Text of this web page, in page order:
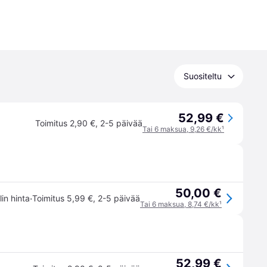
Suositeltu
Toimitus 2,90 €, 2-5 päivää 52,99 €
Tai 6 maksua, 9,26 €/kk¹
hinta·Toimitus 5,99 €, 2-5 päivää 50,00 €
Tai 6 maksua, 8,74 €/kk¹
52,99 €